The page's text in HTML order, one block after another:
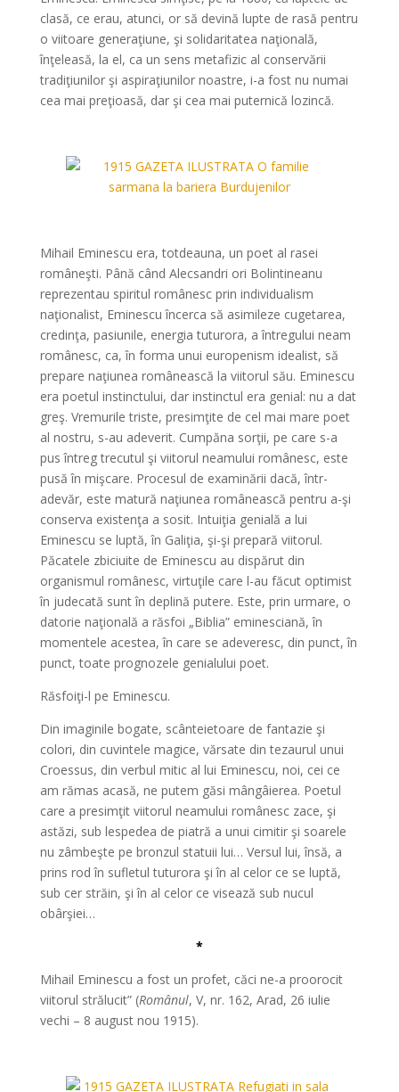
clasă, ce erau, atunci, or să devină lupte de rasă pentru
o viitoare generaţiune, şi solidaritatea naţională,
înţeleasă, la el, ca un sens metafizic al conservării
tradiţiunilor şi aspiraţiunilor noastre, i-a fost nu numai
cea mai preţioasă, dar şi cea mai puternică lozincă.
Mihail Eminescu era, totdeauna, un poet al rasei
româneşti. Până când Alecsandri ori Bolintineanu
reprezentau spiritul românesc prin individualism
naţionalist, Eminescu încerca să asimileze cugetarea,
credinţa, pasiunile, energia tuturora, a întregului neam
românesc, ca, în forma unui europenism idealist, să
prepare naţiunea românească la viitorul său. Eminescu
era poetul instinctului, dar instinctul era genial: nu a dat
greş. Vremurile triste, presimţite de cel mai mare poet
al nostru, s-au adeverit. Cumpăna sorţii, pe care s-a
pus întreg trecutul şi viitorul neamului românesc, este
pusă în mişcare. Procesul de examinării dacă, într-
adevăr, este matură naţiunea românească pentru a-şi
conserva existenţa a sosit. Intuiţia genială a lui
Eminescu se luptă, în Galiţia, şi-şi prepară viitorul.
Păcatele zbiciuite de Eminescu au dispărut din
organismul românesc, virtuţile care l-au făcut optimist
în judecată sunt în deplină putere. Este, prin urmare, o
datorie naţională a răsfoi „Biblia” eminesciană, în
momentele acestea, în care se adeveresc, din punct, în
punct, toate prognozele genialului poet.
Răsfoiţi-l pe Eminescu.
Din imaginile bogate, scânteietoare de fantazie şi
colori, din cuvintele magice, vărsate din tezaurul unui
Croessus, din verbul mitic al lui Eminescu, noi, cei ce
am rămas acasă, ne putem găsi mângâierea. Poetul
care a presimţit viitorul neamului românesc zace, şi
astăzi, sub lespedea de piatră a unui cimitir şi soarele
nu zâmbeşte pe bronzul statuii lui… Versul lui, însă, a
prins rod în sufletul tuturora şi în al celor ce se luptă,
sub cer străin, şi în al celor ce visează sub nucul
obârşiei…
*
Mihail Eminescu a fost un profet, căci ne-a proorocit
viitorul strălucit” (Românul, V, nr. 162, Arad, 26 iulie
vechi – 8 august nou 1915).